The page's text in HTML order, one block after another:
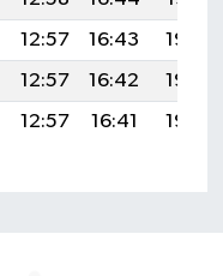
12:57 16:43
19:45
12:57 16:42
19:43
12:57 16:41 19:42